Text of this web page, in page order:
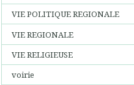
VIE POLITIQUE REGIONALE
VIE REGIONALE
VIE RELIGIEUSE
voirie